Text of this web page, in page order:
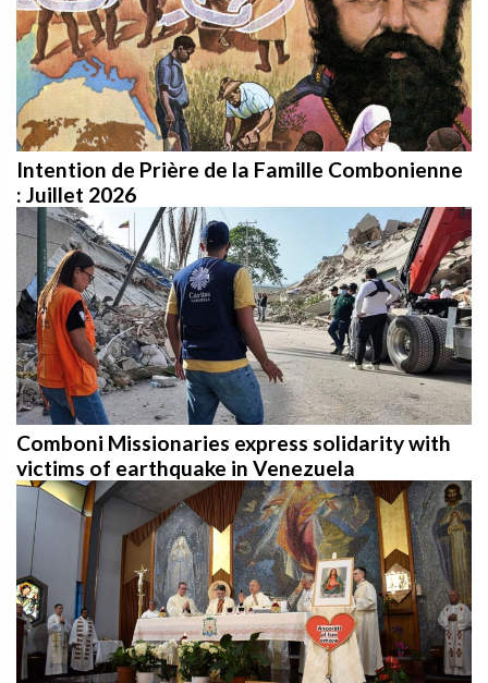
Intention de Prière de la Famille Combonienne
: Juillet 2026
Comboni Missionaries express solidarity with
victims of earthquake in Venezuela